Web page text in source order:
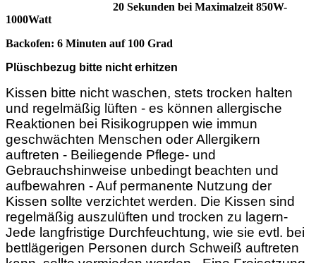
20 Sekunden bei Maximalzeit 850W-
1000Watt
Backofen: 6 Minuten auf 100 Grad
Plüschbezug bitte nicht erhitzen
Kissen bitte nicht waschen, stets trocken halten
und regelmäßig lüften - es können allergische
Reaktionen bei Risikogruppen wie immun
geschwächten Menschen oder Allergikern
auftreten - Beiliegende Pflege- und
Gebrauchshinweise unbedingt beachten und
aufbewahren - Auf permanente Nutzung der
Kissen sollte verzichtet werden. Die Kissen sind
regelmäßig auszulüften und trocken zu lagern-
Jede langfristige Durchfeuchtung, wie sie evtl. bei
bettlägerigen Personen durch Schweiß auftreten